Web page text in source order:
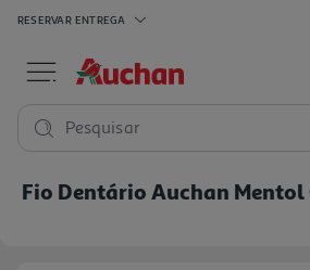
RESERVAR ENTREGA
Pesquisar
Fio Dentário Auchan Mentol